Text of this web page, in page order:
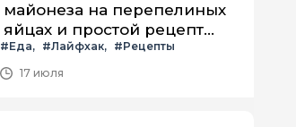
майонеза на перепелиных
яйцах и простой рецепт
летнего салата с ним
#Еда #Лайфхак
#Рецепты
17 июля